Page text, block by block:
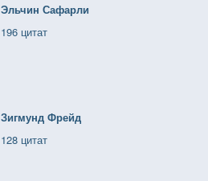
Эльчин Сафарли
196 цитат
Зигмунд Фрейд
128 цитат